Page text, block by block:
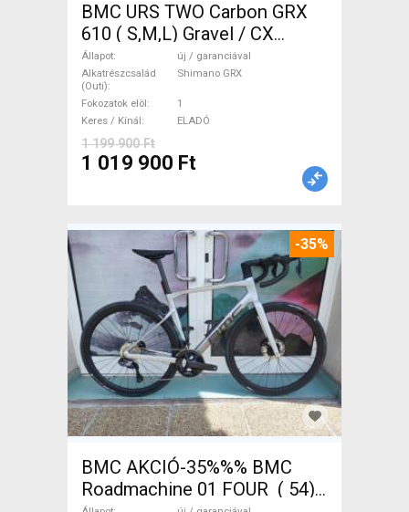
BMC URS TWO Carbon GRX
610 ( S,M,L) Gravel / CX
Shimano GRX tárcsafék új /
garanciával ELADÓ
Állapot
új / garanciával
Alkatrészcsalád
(Outi)
Shimano GRX
Fokozatok elöl
1
Keres / Kínál
ELADÓ
1 199 900 Ft
1 019 900 Ft
-35%
BMC AKCIÓ-35%%% BMC
Roadmachine 01 FOUR ( 54)